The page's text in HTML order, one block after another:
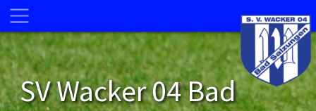
SV Wacker 04 Bad